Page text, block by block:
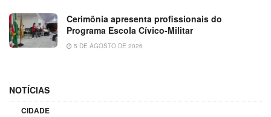
Cerimônia apresenta profissionais do
Programa Escola Cívico-Militar
5 DE AGOSTO DE 2026
NOTÍCIAS
CIDADE